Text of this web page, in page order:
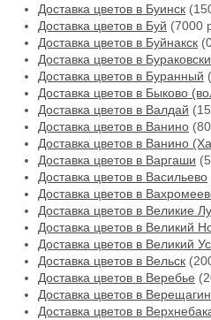
Доставка цветов в Буинск
Доставка цветов в Буй (7000
Доставка цветов в Буйнакск
Доставка цветов в
Доставка цветов в Буранный
Доставка цветов в Быково
Доставка цветов в Валдай
Доставка цветов в Ванино
Доставка цветов в Ванино
Доставка цветов в Варгаши
Доставка цветов в Васильево
Доставка цветов в
Доставка цветов в Великие
Доставка цветов в Великий
Доставка цветов в Великий
Доставка цветов в Вельск
Доставка цветов в Веребье
Доставка цветов в
Доставка цветов в